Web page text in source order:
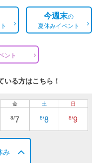
今週末の
夏休みイベント
ント
る方はこちら！
金
8/7
土
8/8
日
8/9
み